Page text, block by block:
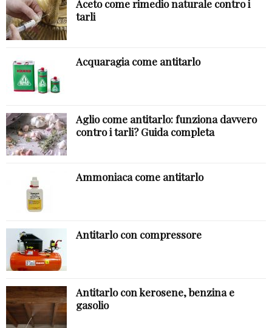
Aceto come rimedio naturale contro i
tarli
Acquaragia come antitarlo
Aglio come antitarlo: funziona davvero
contro i tarli? Guida completa
Ammoniaca come antitarlo
Antitarlo con compressore
Antitarlo con kerosene, benzina e
gasolio